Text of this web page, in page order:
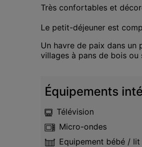
Très confortables et
Le petit-déjeuner est
Un havre de paix dans un
villages à pans de bois
Équipements
Télévision
Micro-ondes
Equipement bébé / lit